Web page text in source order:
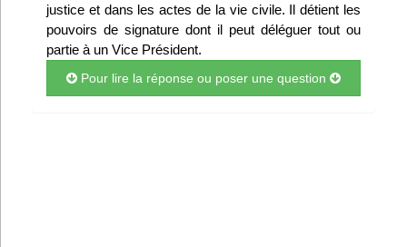
Abo Lettrasso
Désabo Lettrasso
justice et dans les actes de la vie civile. Il détient les
pouvoirs de signature dont il peut déléguer tout ou
partie à un Vice Président.
Pour lire la réponse ou poser une question